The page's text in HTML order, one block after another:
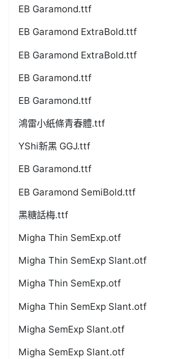
EB Garamond.ttf
EB Garamond ExtraBold.ttf
EB Garamond ExtraBold.ttf
EB Garamond.ttf
EB Garamond.ttf
鴻雷小紙條青春體.ttf
YShi新黑 GGJ.ttf
EB Garamond.ttf
EB Garamond SemiBold.ttf
黑糖話梅.ttf
Migha Thin SemExp.otf
Migha Thin SemExp Slant.otf
Migha Thin SemExp.otf
Migha Thin SemExp Slant.otf
Migha SemExp Slant.otf
Migha SemExp Slant.otf